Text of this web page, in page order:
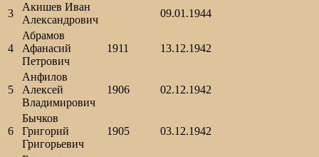
3
Акишев Иван
Александрович
09.01.1944
4
Абрамов
Афанасий
Петрович
1911 13.12.1942
5
Анфилов
Алексей
Владимирович
1906 02.12.1942
6
Бычков
Григорий
Григорьевич
1905 03.12.1942